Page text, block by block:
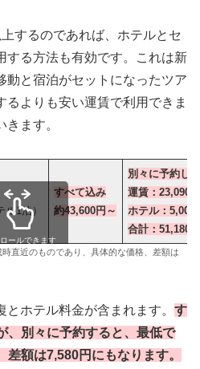
するのであれば、ホテルとセ
する方法も有効です。これは新
動と宿泊がセットになったツア
るよりも安い運賃で利用できま
ます。
1泊）
すべて込み
約43,600円 ～
別々に予約し
運賃：23,090
ホテル：5,000
合計：51,180
ールできます
直近のものであり、具体的な価格、差額は
ホテル料金が含まれます。 す
、別々に予約すると、最低で
差額は7,580円にもなります。